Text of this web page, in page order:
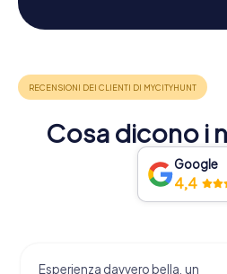
Cosa dicono i
Google
4,4
Esperienza davvero bella, un